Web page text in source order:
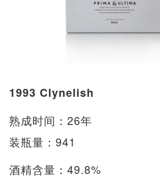
1993 Clynelish
熟成时间：26年
装瓶量：941
酒精含量：49.8%